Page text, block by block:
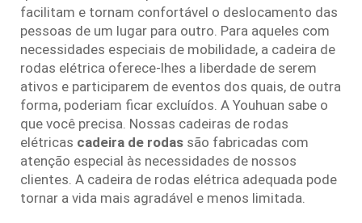
facilitam e tornam confortável o deslocamento das
pessoas de um lugar para outro. Para aqueles com
necessidades especiais de mobilidade, a cadeira de
rodas elétrica oferece-lhes a liberdade de serem
ativos e participarem de eventos dos quais, de outra
forma, poderiam ficar excluídos. A Youhuan sabe o
que você precisa. Nossas cadeiras de rodas
elétricas cadeira de rodas são fabricadas com
atenção especial às necessidades de nossos
clientes. A cadeira de rodas elétrica adequada pode
tornar a vida mais agradável e menos limitada.